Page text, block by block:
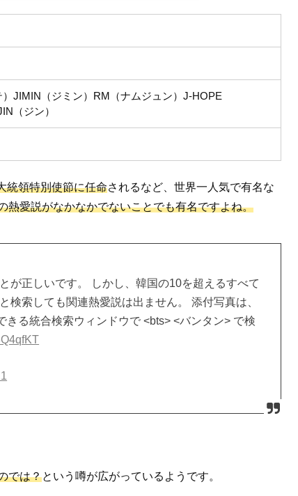
JIMIN（ジミン）RM（ナムジュン）J-HOPE
（ジン）
統領特別使節に任命されるなど、世界一人気で有名な
熱愛説がなかなかでないことでも有名ですよね。
が正しいです。 しかし、韓国の10を超えるすべて
検索しても関連熱愛説は出ません。 添付写真は、
る統合検索ウィンドウで <bts> <バンタン> で検
では？という噂が広がっているようです。